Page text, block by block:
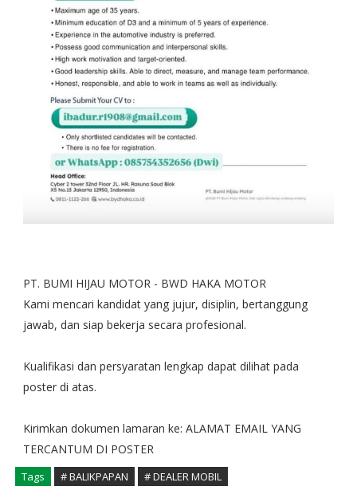
PT. BUMI HIJAU MOTOR - BWD HAKA MOTOR
Kami mencari kandidat yang jujur, disiplin, bertanggung
jawab, dan siap bekerja secara profesional.
Kualifikasi dan persyaratan lengkap dapat dilihat pada
poster di atas.
Kirimkan dokumen lamaran ke: ALAMAT EMAIL YANG
TERCANTUM DI POSTER
Tags # BALIKPAPAN # DEALER MOBIL